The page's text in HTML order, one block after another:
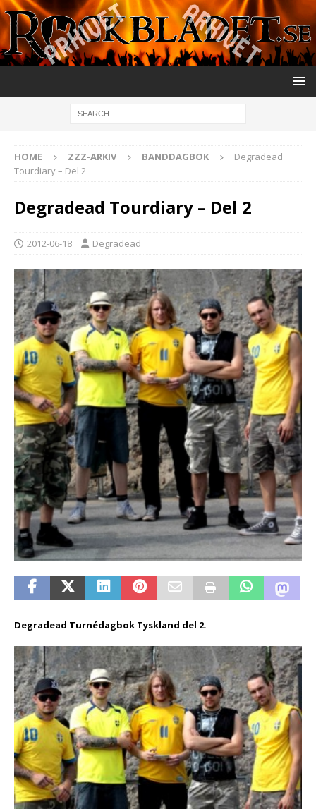
HOME ZZZ-ARKIV BANDDAGBOK
Degradead
Tourdiary – Del 2
Degradead Tourdiary – Del 2
2012-06-18 Degradead
Degradead Turnédagbok Tyskland del 2.